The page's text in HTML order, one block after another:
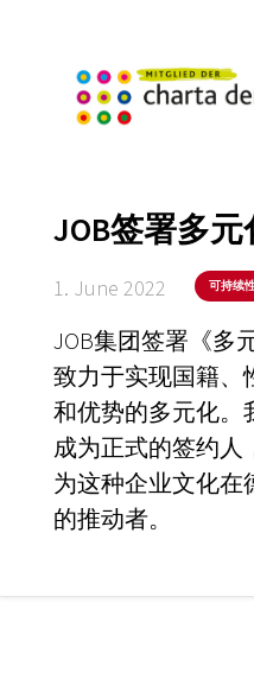
JOB签署多
1. June 2022 可持续
JOB集团签署《多
致力于实现国籍、
和优势的多元化。
成为正式的签约人
为这种企业文化在
的推动者。